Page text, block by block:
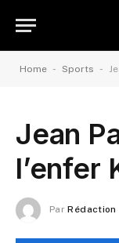
Home - Sports -
Jean
l’enfer
Par Rédaction